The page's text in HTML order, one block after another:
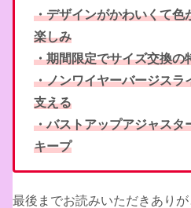
・デザインがかわいくて色
楽しみ
・期間限定でサイズ交換の
・ノンワイヤーバージスラ
支える
・バストアップアジャスタ
キープ
最後までお読みいただきあり